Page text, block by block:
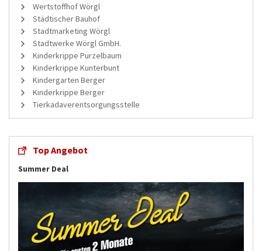
Wertstoffhof Wörgl
Städtischer Bauhof
Stadtmarketing Wörgl
Stadtwerke Wörgl GmbH.
Kinderkrippe Purzelbaum
Kinderkrippe Kunterbunt
Kindergarten Berger
Kinderkrippe Berger
Tierkadaverentsorgungsstelle
Top Angebot
Summer Deal